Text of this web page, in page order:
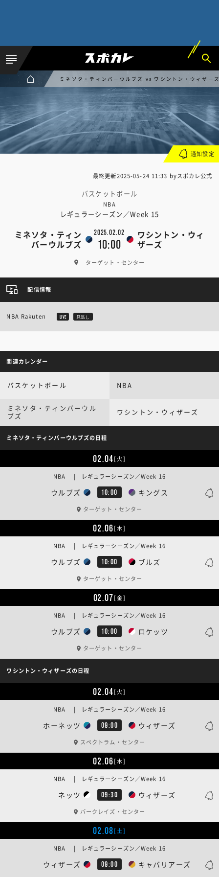
ミネソタ・ティンバーウルブズ vs ワシントン・ウィザー
最終更新2025-05-24 11:33 byスポカレ公式
バスケットボール
NBA
レギュラーシーズン／Week 15
ミネソタ・ティン
バーウルブズ
2025.02.02
10:00
ワシントン・ウィ
ザーズ
ターゲット・センター
通知設定
配信情報
NBA Rakuten LIVE 見逃し
関連カレンダー
バスケットボール NBA
ミネソタ・ティンバーウル
ブズ
ワシントン・ウィザーズ
ミネソタ・ティンバーウルブズの日程
02.04[火]
ウルブズ 10:00 キングス
NBA | レギュラーシーズン／Week 16
ターゲット・センター
02.06[木]
ウルブズ 10:00 ブルズ
NBA | レギュラーシーズン／Week 16
ターゲット・センター
02.07[金]
ウルブズ 10:00 ロケッツ
NBA | レギュラーシーズン／Week 16
ターゲット・センター
ワシントン・ウィザーズの日程
02.04[火]
ホーネッツ 09:00 ウィザーズ
NBA | レギュラーシーズン／Week 16
スペクトラム・センター
02.06[木]
ネッツ 09:30 ウィザーズ
NBA | レギュラーシーズン／Week 16
バークレイズ・センター
02.08[土]
ウィザーズ 09:00 キャバリアーズ
NBA | レギュラーシーズン／Week 16